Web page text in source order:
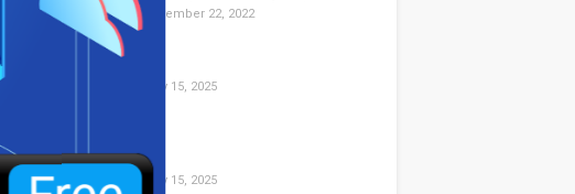
November 22, 2022
July 15, 2025
July 15, 2025